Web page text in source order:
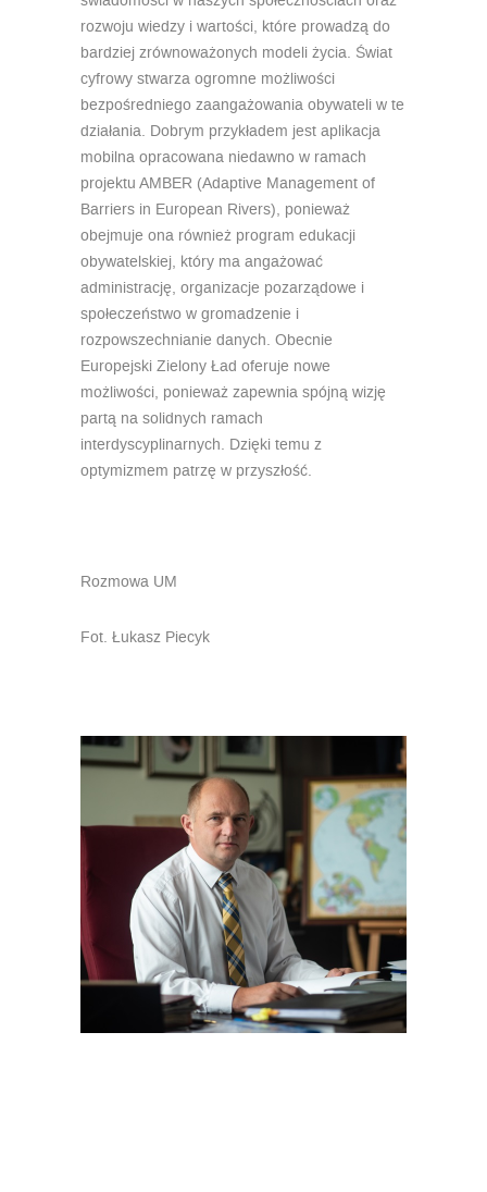
rozwoju wiedzy i wartości, które prowadzą do
bardziej zrównoważonych modeli życia. Świat
cyfrowy stwarza ogromne możliwości
bezpośredniego zaangażowania obywateli w te
działania. Dobrym przykładem jest aplikacja
mobilna opracowana niedawno w ramach
projektu AMBER (Adaptive Management of
Barriers in European Rivers), ponieważ
obejmuje ona również program edukacji
obywatelskiej, który ma angażować
administrację, organizacje pozarządowe i
społeczeństwo w gromadzenie i
rozpowszechnianie danych. Obecnie
Europejski Zielony Ład oferuje nowe
możliwości, ponieważ zapewnia spójną wizję
partą na solidnych ramach
interdyscyplinarnych. Dzięki temu z
optymizmem patrzę w przyszłość.
Rozmowa UM
Fot. Łukasz Piecyk